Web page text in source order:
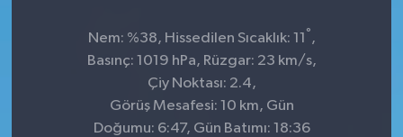
Nem: %38, Hissedilen Sıcaklık: 11 ° ,
Basınç: 1019 hPa, Rüzgar: 23 km/s,
Çiy Noktası: 2.4,
Görüş Mesafesi: 10 km, Gün
Doğumu: 6:47, Gün Batımı: 18:36